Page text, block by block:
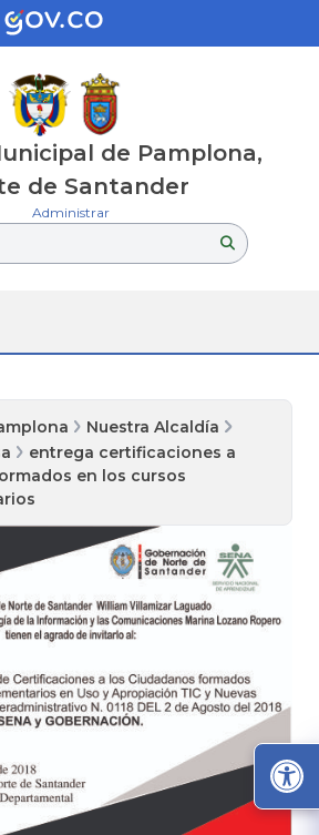
de Pamplona,
de Santander
Administrar
Nuestra Alcaldía
entrega certificaciones a
en los cursos